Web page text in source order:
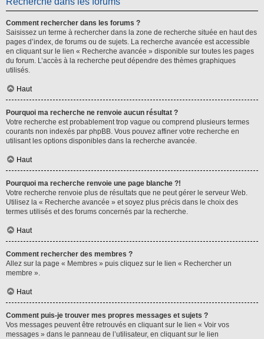
Comment rechercher dans les forums ?
Saisissez un terme à rechercher dans la zone de recherche située en haut des
pages d’index, de forums ou de sujets. La recherche avancée est accessible
en cliquant sur le lien « Recherche avancée » disponible sur toutes les pages
du forum. L’accès à la recherche peut dépendre des thèmes graphiques
utilisés.
Haut
Pourquoi ma recherche ne renvoie aucun résultat ?
Votre recherche est probablement trop vague ou comprend plusieurs termes
courants non indexés par phpBB. Vous pouvez affiner votre recherche en
utilisant les options disponibles dans la recherche avancée.
Haut
Pourquoi ma recherche renvoie une page blanche ?!
Votre recherche renvoie plus de résultats que ne peut gérer le serveur Web.
Utilisez la « Recherche avancée » et soyez plus précis dans le choix des
termes utilisés et des forums concernés par la recherche.
Haut
Comment rechercher des membres ?
Allez sur la page « Membres » puis cliquez sur le lien « Rechercher un
membre ».
Haut
Comment puis-je trouver mes propres messages et sujets ?
Vos messages peuvent être retrouvés en cliquant sur le lien « Voir vos
messages » dans le panneau de l’utilisateur, en cliquant sur le lien